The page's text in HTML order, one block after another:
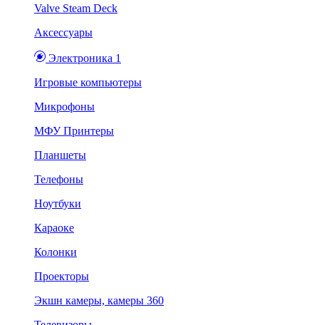
Valve Steam Deck
Аксессуары
Электроника 1
Игровые компьютеры
Микрофоны
МФУ Принтеры
Планшеты
Телефоны
Ноутбуки
Караоке
Колонки
Проекторы
Экшн камеры, камеры 360